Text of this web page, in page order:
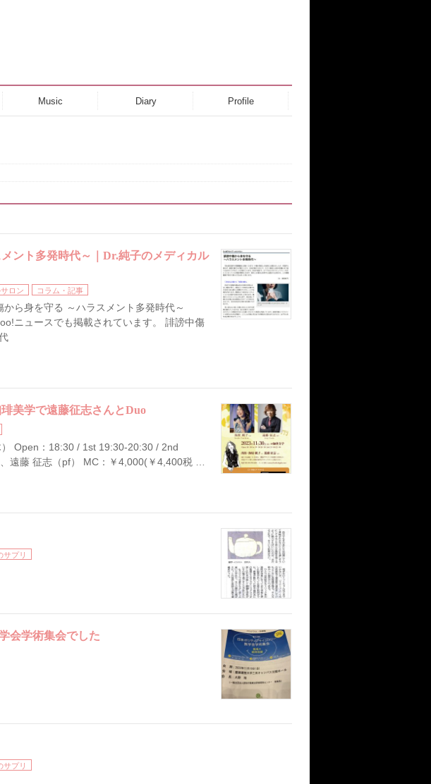
Music Diary Profile
ント多発時代～｜Dr.純子のメディカル
ロン コラム・記事
ら身を守る ～ハラスメント多発時代～
ニュースでも掲載されています。 誹謗中傷
琲美学で遠藤征志さんとDuo
Open：18:30 / 1st 19:30-20:30 / 2nd
遠藤 征志（pf） MC：￥4,000(￥4,400税 …
サプリ
会学術集会でした
サプリ